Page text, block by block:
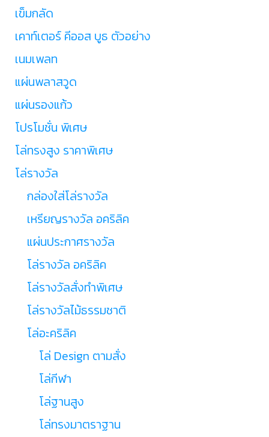
เข็มกลัด
เคาท์เตอร์ คีออส บูธ ตัวอย่าง
เนมเพลท
แผ่นพลาสวูด
แผ่นรองแก้ว
โปรโมชั่น พิเศษ
โล่ทรงสูง ราคาพิเศษ
โล่รางวัล
กล่องใส่โล่รางวัล
เหรียญรางวัล อคริลิค
แผ่นประกาศรางวัล
โล่รางวัล อคริลิค
โล่รางวัลสั่งทำพิเศษ
โล่รางวัลไม้ธรรมชาติ
โล่อะคริลิค
โล่ Design ตามสั่ง
โล่กีฬา
โล่ฐานสูง
โล่ทรงมาตราฐาน